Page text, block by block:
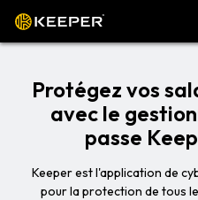
Protégez vos
avec le
passe
Keeper est l'application de
pour la protection de tous